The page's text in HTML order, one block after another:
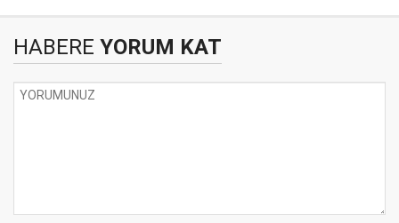
HABERE YORUM KAT